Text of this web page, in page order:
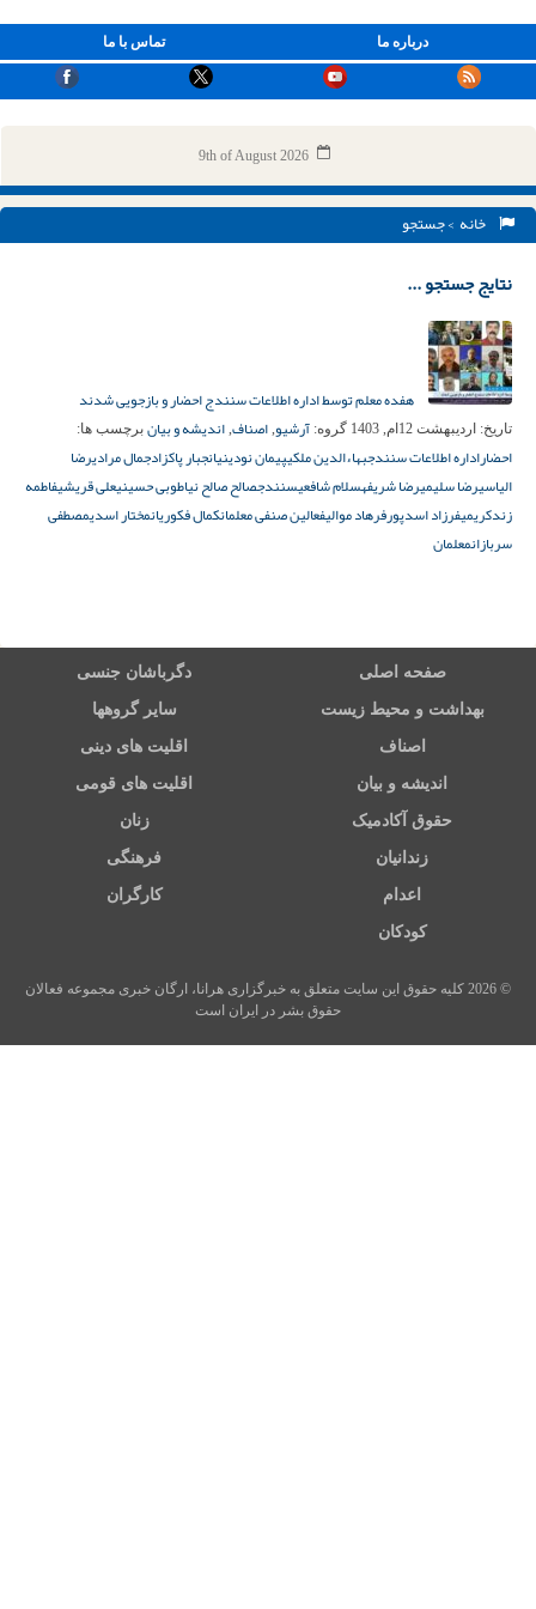
تماس با ما درباره ما
9th of August 2026
خانه > جستجو
نتایج جستجو ...
هفده معلم توسط اداره اطلاعات سنندج احضار و بازجویی شدند
تاریخ: اردیبهشت 12ام, 1403 گروه: آرشیو, اصناف, اندیشه و بیان برچسب ها:
احضاراداره اطلاعات سنندجبهاءالدین ملکیپیمان نودینیانجبار پاکزادجمال مرادیرضا
الیاسیرضا سلیمیرضا شریفهسلام شافعیسنندجصالح صالح‌ نیاطوبی حسینیعلی قریشیفاطمه
زندکریمیفرزاد اسدپورفرهاد موالیفعالین صنفی معلمانکمال فکوریانمختار اسدیمصطفی
سربازانمعلمان
صفحه اصلی دگرباشان جنسی
بهداشت و محیط زیست سایر گروهها
اصناف اقلیت های دینی
اندیشه و بیان اقلیت های قومی
حقوق آکادمیک زنان
زندانیان فرهنگی
اعدام کارگران
کودکان
© 2026 کلیه حقوق این سایت متعلق به خبرگزاری هرانا، ارگان خبری مجموعه فعالان
حقوق بشر در ایران است